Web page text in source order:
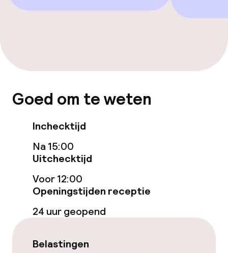
Kamers
geoptimaliseerde kamers beschikbaar
Zwemmen & wellness
Fitnessruimte / gym
Entertainment
Gratis wifi
Goed om te weten
Inchecktijd
Na 15:00
Uitchecktijd
Voor 12:00
Openingstijden receptie
24 uur geopend
Belastingen